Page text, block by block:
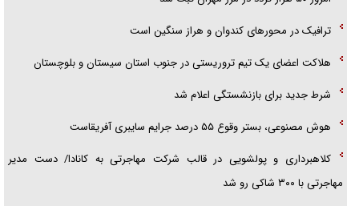
ترافیک در محور‌های کندوان و هراز سنگین است
هلاکت اعضای یک تیم تروریستی در جنوب استان سیستان و بلوچستان
شرط جدید برای بازنشستگی اعلام شد
هوش مصنوعی، بستر وقوع ۵۵ درصد جرایم سایبری آفریقاست
کلاهبرداری و پولشویی در قالب شرکت مهاجرتی به کانادا/ دست مدیر
مهاجرتی با ۳۰۰ شاکی رو شد